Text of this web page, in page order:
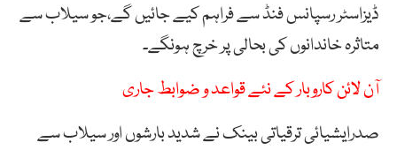
ڈیزاسٹر رسپانس فنڈ سے فراہم کیے جائیں گے،جو سیلاب سے
متاثرہ خاندانوں کی بحالی پر خرچ ہونگے۔
آن لائن کاروبار کے نئے قواعد و ضوابط جاری
صدرایشیائی ترقیاتی بینک نے شدید بارشوں اور سیلاب سے